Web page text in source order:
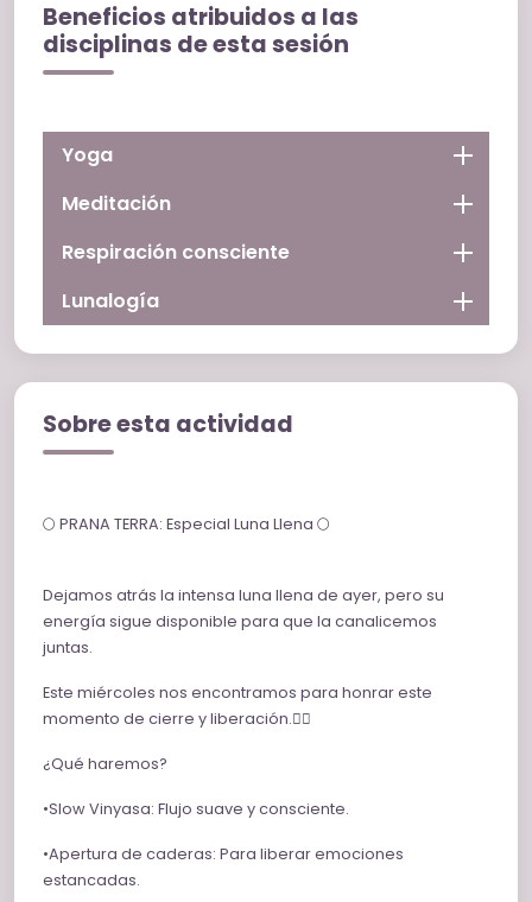
Beneficios atribuidos a las
disciplinas de esta sesión
Yoga
Meditación
Respiración consciente
Lunalogía
Sobre esta actividad
🌕 PRANA TERRA: Especial Luna Llena 🌕
Dejamos atrás la intensa luna llena de ayer, pero su
energía sigue disponible para que la canalicemos
juntas.
Este miércoles nos encontramos para honrar este
momento de cierre y liberación.🧘‍♂️
¿Qué haremos?
•Slow Vinyasa: Flujo suave y consciente.
•Apertura de caderas: Para liberar emociones
estancadas.